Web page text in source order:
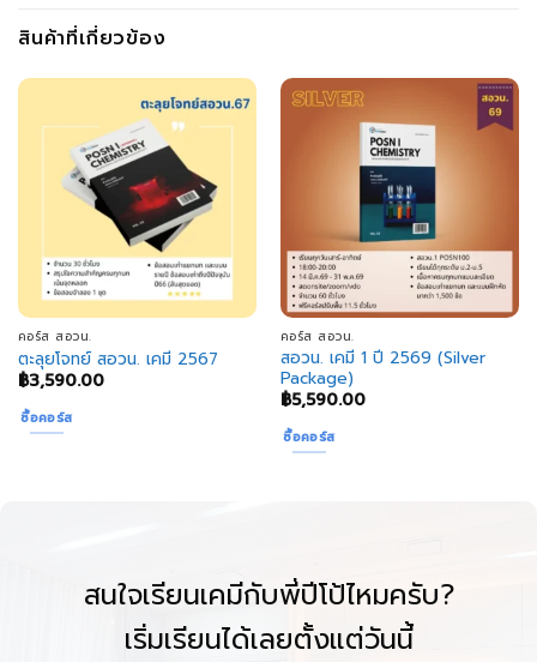
สินค้าที่เกี่ยวข้อง
คอร์ส สอวน.
ตะลุยโจทย์ สอวน. เคมี 2567
฿3,590.00
ซื้อคอร์ส
คอร์ส สอวน.
สอวน. เคมี 1 ปี 2569 (Silver
Package)
฿5,590.00
ซื้อคอร์ส
สนใจเรียนเคมีกับพี่ปีโป้ไหมครับ?
เริ่มเรียนได้เลยตั้งแต่วันนี้